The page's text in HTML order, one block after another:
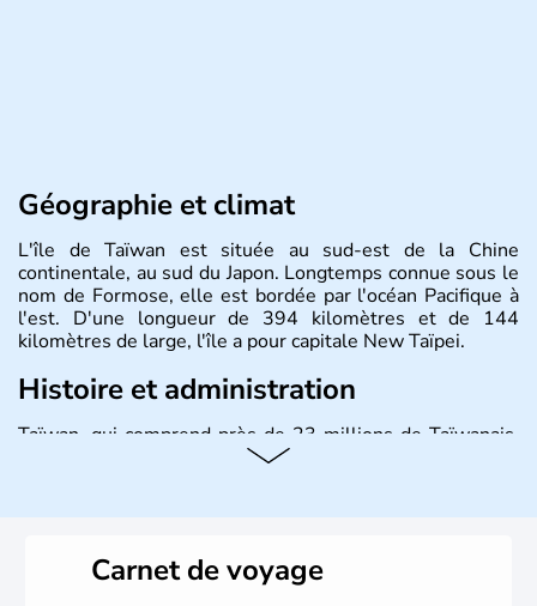
Géographie et climat
L'île de Taïwan est située au sud-est de la Chine
continentale, au sud du Japon. Longtemps connue sous le
nom de Formose, elle est bordée par l'océan Pacifique à
l'est. D'une longueur de 394 kilomètres et de 144
kilomètres de large, l'île a pour capitale New Taïpei.
Histoire et administration
Taïwan, qui comprend près de 23 millions de Taïwanais,
joue un rôle important dans l'économie mondiale en
Carnet de voyage